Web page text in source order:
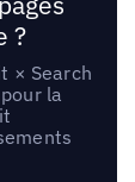
?
× Search
la